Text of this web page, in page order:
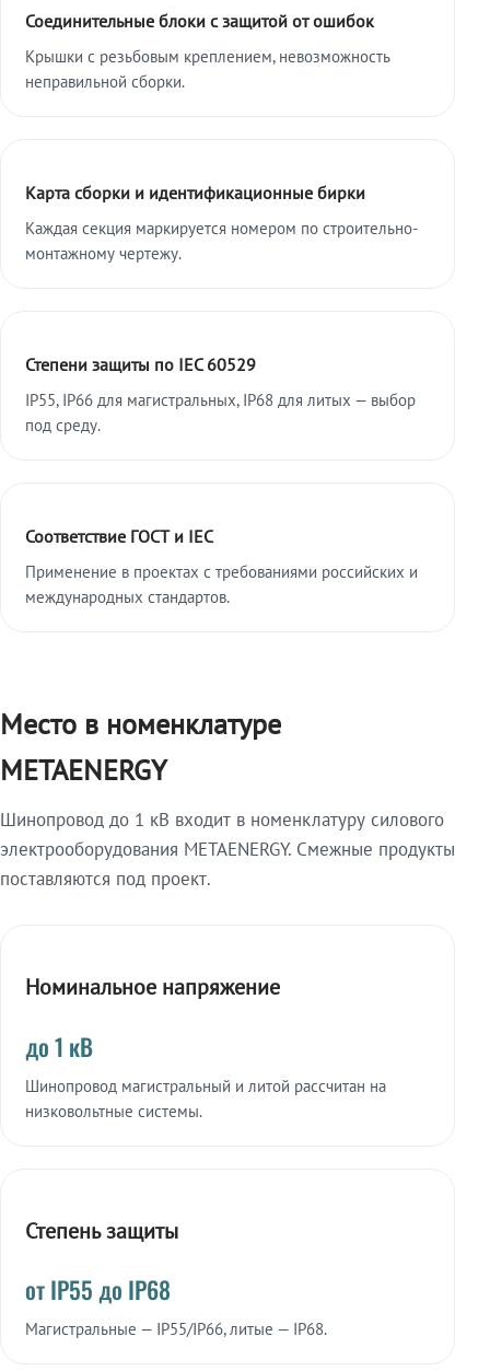
Соединительные блоки с защитой от ошибок
Крышки с резьбовым креплением, невозможность
неправильной сборки.
Карта сборки и идентификационные бирки
Каждая секция маркируется номером по строительно-
монтажному чертежу.
Степени защиты по IEC 60529
IP55, IP66 для магистральных, IP68 для литых — выбор
под среду.
Соответствие ГОСТ и IEC
Применение в проектах с требованиями российских и
международных стандартов.
Место в номенклатуре
METAENERGY
Шинопровод до 1 кВ входит в номенклатуру силового
электрооборудования METAENERGY. Смежные продукты
поставляются под проект.
Номинальное напряжение
до 1 кВ
Шинопровод магистральный и литой рассчитан на
низковольтные системы.
Степень защиты
от IP55 до IP68
Магистральные — IP55/IP66, литые — IP68.